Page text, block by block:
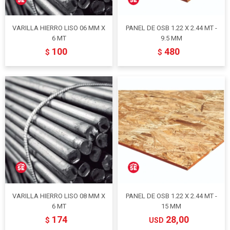
VARILLA HIERRO LISO 06 MM X
6 MT
$ 100
PANEL DE OSB 1.22 X 2.44 MT -
9.5 MM
$ 480
VARILLA HIERRO LISO 08 MM X
6 MT
$ 174
PANEL DE OSB 1.22 X 2.44 MT -
15 MM
USD 28,00